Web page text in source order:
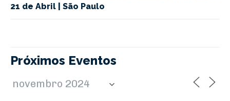
21 de Abril | São Paulo
Próximos Eventos